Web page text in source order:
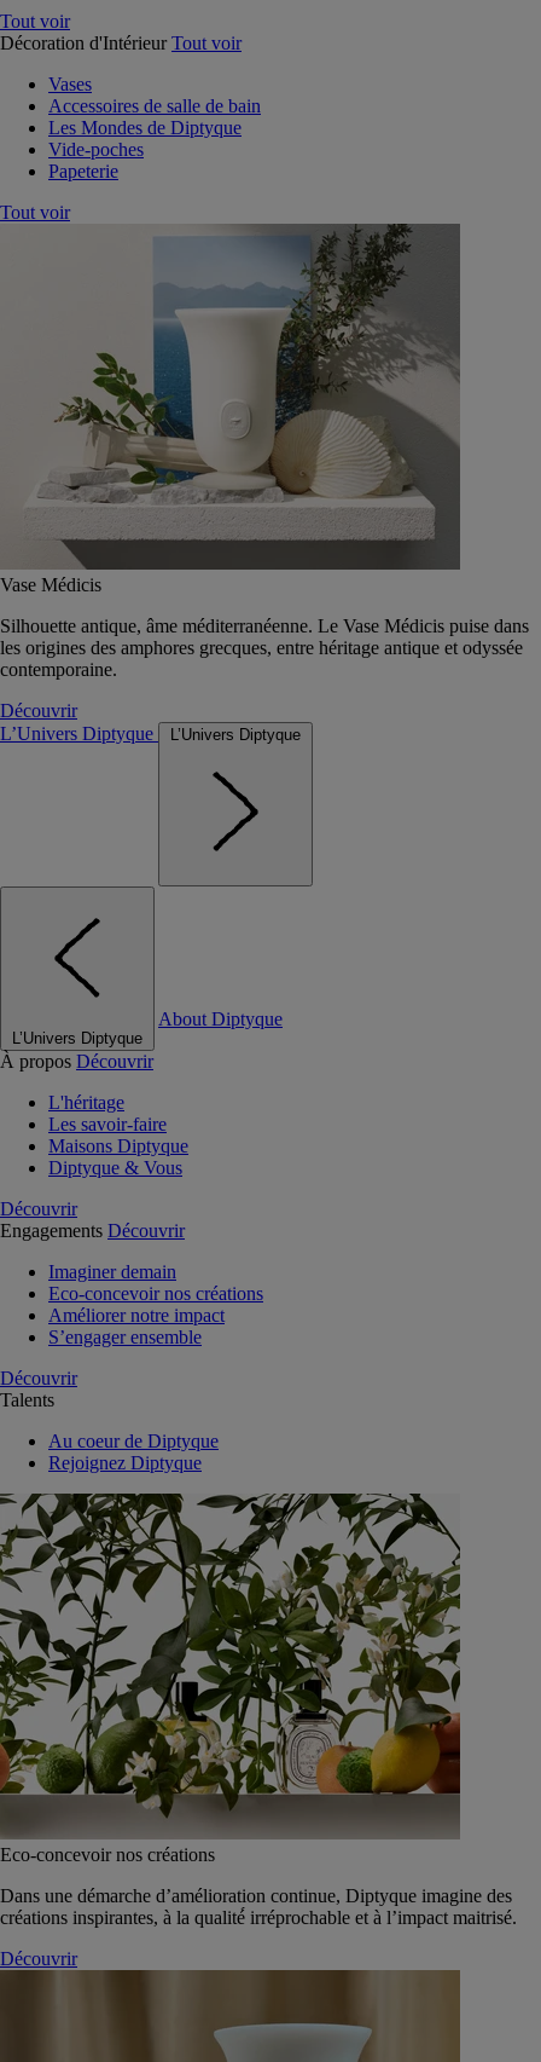
Tout voir
Décoration d'Intérieur Tout voir
Vases
Accessoires de salle de bain
Les Mondes de Diptyque
Vide-poches
Papeterie
Tout voir
Vase Médicis
Silhouette antique, âme méditerranéenne. Le Vase Médicis puise dans
les origines des amphores grecques, entre héritage antique et odyssée
contemporaine.
Découvrir
L’Univers Diptyque
L’Univers Diptyque
L’Univers Diptyque
About Diptyque
À propos Découvrir
L'héritage
Les savoir-faire
Maisons Diptyque
Diptyque & Vous
Découvrir
Engagements Découvrir
Imaginer demain
Eco-concevoir nos créations
Améliorer notre impact
S’engager ensemble
Découvrir
Talents
Au coeur de Diptyque
Rejoignez Diptyque
Eco-concevoir nos créations
Dans une démarche d’amélioration continue, Diptyque imagine des
créations inspirantes, à la qualité́ irréprochable et à l’impact maitrisé.
Découvrir